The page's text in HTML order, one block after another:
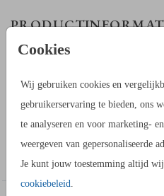
Cookies
Wij gebruiken cookies en
gebruikerservaring te bieden, ons
te analyseren en voor marketing-
weergeven van gepersonaliseerde
Je kunt jouw toestemming altijd
cookiebeleid
Een vintage trouwkaart die op
wordt als een afbeelding op het
ontwerp met dit voor voorbeeld.
HOE WERKT HET?
- Maak in de kaartopmaker een
Toon meer